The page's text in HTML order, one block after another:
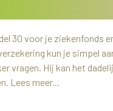
30 voor je ziekenfonds
kun je simpel
vragen. Hij kan het
Lees meer...